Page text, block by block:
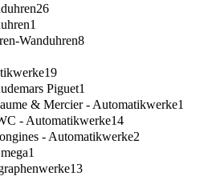
26
1
Wanduhren8
19
Piguet1
& Mercier - Automatikwerke1
- Automatikwerke14
- Automatikwerke2
1
13